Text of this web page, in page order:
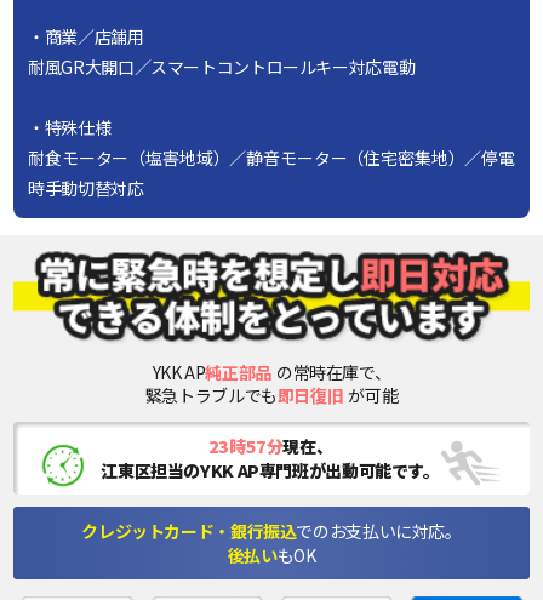
・商業／店舗用
耐風GR大開口／スマートコントロールキー対応電動
・特殊仕様
耐食モーター（塩害地域）／静音モーター（住宅密集地）／停電
時手動切替対応
YKK AP純正部品 の常時在庫で、
緊急トラブルでも即日復旧 が可能
23時57分現在、
江東区担当のYKK AP専門班が出動可能です。
クレジットカード・銀行振込でのお支払いに対応。
後払いもOK